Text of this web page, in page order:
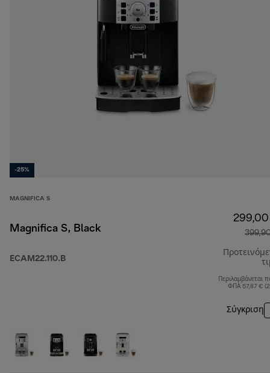
-25%
MAGNIFICA S
Magnifica S, Black
ECAM22.110.B
Περιλαμβάνεται
ΦΠΑ 57,87 €
Σύγκριση